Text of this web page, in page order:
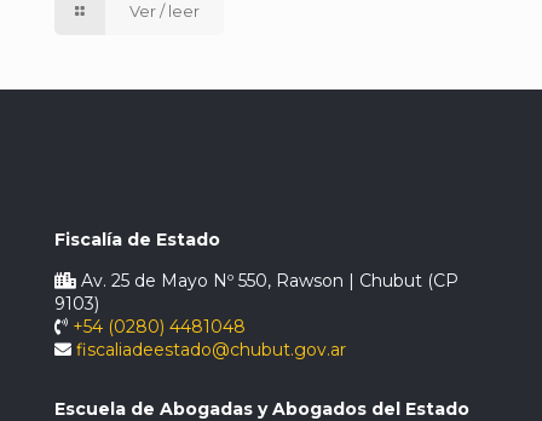
Ver / leer
Fiscalía de Estado
Av. 25 de Mayo Nº 550, Rawson | Chubut (CP
9103)
+54 (0280) 4481048
fiscaliadeestado@chubut.gov.ar
Escuela de Abogadas y Abogados del Estado